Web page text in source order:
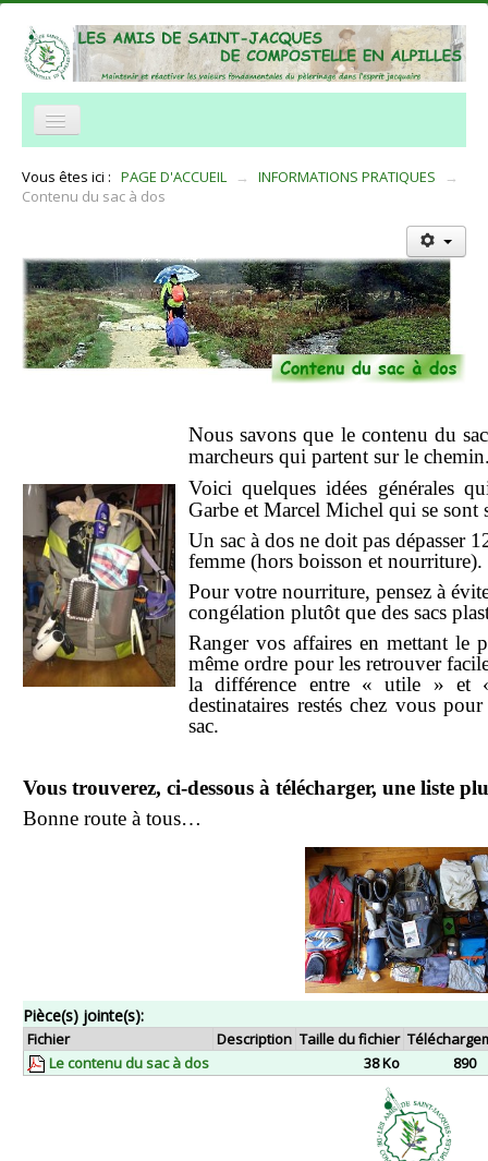
NOS ACTIVITÉS
TRAVERSÉE DES ALPILLES
INFORMATIONS PRATIQUES
notre association
Vous êtes ici : PAGE D'ACCUEIL → INFORMATIONS PRATIQUES
→
Contenu du sac à dos
Nous savons que le contenu du
marcheurs qui partent sur le
Voici quelques idées générales
Garbe et Marcel Michel qui se sont
Un sac à dos ne doit pas dépasser
femme (hors boisson et nourriture).
Pour votre nourriture, pensez à
congélation plutôt que des sacs
Ranger vos affaires en mettant
même ordre pour les retrouver
la différence entre « utile » et
destinataires restés chez vous
sac.
Vous trouverez, ci-dessous à télécharger, une liste
Bonne route à tous…
Pièce(s) jointe(s):
Fichier Description Taille du fichier
Le contenu du sac à dos
38 Ko 890